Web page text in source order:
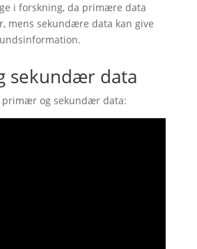
i forskning, da primære data
mens sekundære data kan give
sekundær data
primær og sekundær data: